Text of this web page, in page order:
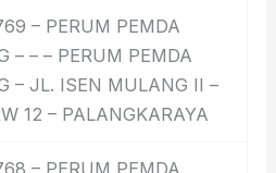
– PERUM PEMDA
– – – PERUM PEMDA
– JL. ISEN MULANG II –
12 – PALANGKARAYA